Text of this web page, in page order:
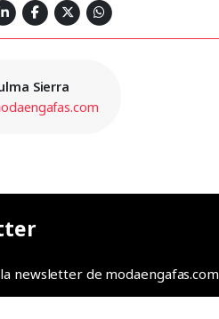
Sierra
newsletter de modaengafas.com